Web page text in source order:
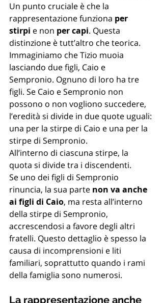
Un punto cruciale è che la
rappresentazione funziona per
stirpi e non per capi. Questa
distinzione è tutt’altro che teorica.
Immaginiamo che Tizio muoia
lasciando due figli, Caio e
Sempronio. Ognuno di loro ha tre
figli. Se Caio e Sempronio non
possono o non vogliono succedere,
l’eredità si divide in due quote uguali:
una per la stirpe di Caio e una per la
stirpe di Sempronio.
All’interno di ciascuna stirpe, la
quota si divide tra i discendenti.
Se uno dei figli di Sempronio
rinuncia, la sua parte non va anche
ai figli di Caio, ma resta all’interno
della stirpe di Sempronio,
accrescendosi a favore degli altri
fratelli. Questo dettaglio è spesso la
causa di incomprensioni e liti
familiari, soprattutto quando i rami
della famiglia sono numerosi.
La rappresentazione anche